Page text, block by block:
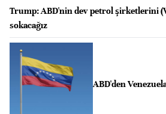
Trump: ABD'nin dev petrol şirketlerini
sokacağız
ABD'den